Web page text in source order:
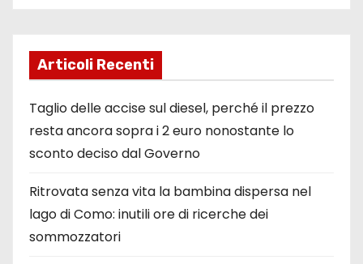
Articoli Recenti
Taglio delle accise sul diesel, perché il prezzo
resta ancora sopra i 2 euro nonostante lo
sconto deciso dal Governo
Ritrovata senza vita la bambina dispersa nel
lago di Como: inutili ore di ricerche dei
sommozzatori